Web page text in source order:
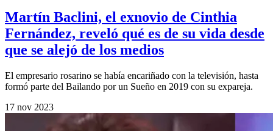
Martín Baclini, el exnovio de Cinthia
Fernández, reveló qué es de su vida desde
que se alejó de los medios
El empresario rosarino se había encariñado con la televisión, hasta
formó parte del Bailando por un Sueño en 2019 con su expareja.
17 nov 2023